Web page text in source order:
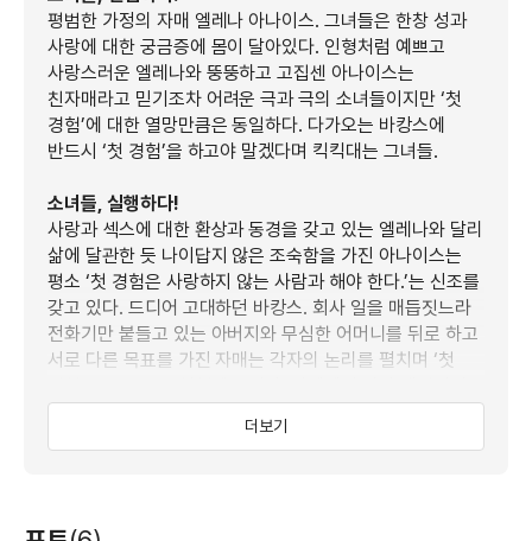
평범한 가정의 자매 엘레나 아나이스. 그녀들은 한창 성과
사랑에 대한 궁금증에 몸이 달아있다. 인형처럼 예쁘고
사랑스러운 엘레나와 뚱뚱하고 고집센 아나이스는
친자매라고 믿기조차 어려운 극과 극의 소녀들이지만 ‘첫
경험’에 대한 열망만큼은 동일하다. 다가오는 바캉스에
반드시 ‘첫 경험’을 하고야 말겠다며 킥킥대는 그녀들.
소녀들, 실행하다!
사랑과 섹스에 대한 환상과 동경을 갖고 있는 엘레나와 달리
삶에 달관한 듯 나이답지 않은 조숙함을 가진 아나이스는
평소 ‘첫 경험은 사랑하지 않는 사람과 해야 한다.’는 신조를
갖고 있다. 드디어 고대하던 바캉스. 회사 일을 매듭짓느라
전화기만 붙들고 있는 아버지와 무심한 어머니를 뒤로 하고
서로 다른 목표를 가진 자매는 각자의 논리를 펼치며 ‘첫
이탈리아 청년이 타겟. 법을 전공하는 대학생이라는 그는
언니인 엘레나에게 홀딱 반해버린다.
더보기